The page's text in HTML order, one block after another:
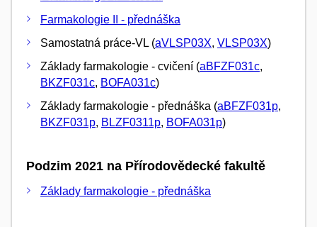
Farmakologie II - přednáška
Samostatná práce-VL (aVLSP03X, VLSP03X)
Základy farmakologie - cvičení (aBFZF031c,
BKZF031c, BOFA031c)
Základy farmakologie - přednáška (aBFZF031p,
BKZF031p, BLZF0311p, BOFA031p)
Podzim 2021 na Přírodovědecké fakultě
Základy farmakologie - přednáška